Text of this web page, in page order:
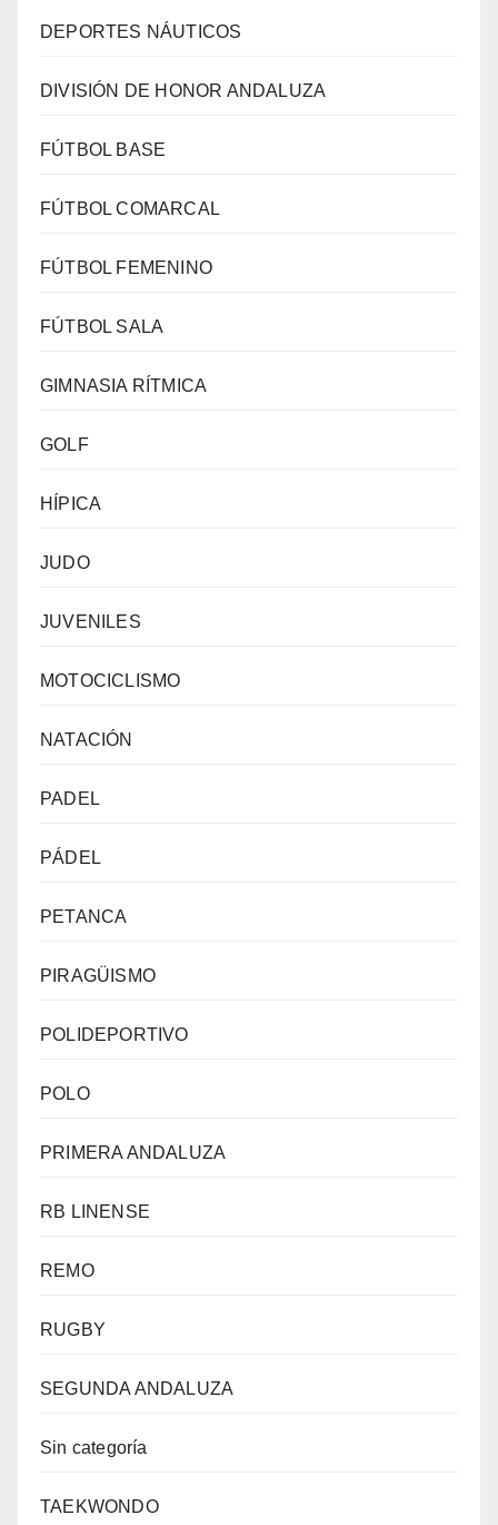
DEPORTES NÁUTICOS
DIVISIÓN DE HONOR ANDALUZA
FÚTBOL BASE
FÚTBOL COMARCAL
FÚTBOL FEMENINO
FÚTBOL SALA
GIMNASIA RÍTMICA
GOLF
HÍPICA
JUDO
JUVENILES
MOTOCICLISMO
NATACIÓN
PADEL
PÁDEL
PETANCA
PIRAGÜISMO
POLIDEPORTIVO
POLO
PRIMERA ANDALUZA
RB LINENSE
REMO
RUGBY
SEGUNDA ANDALUZA
Sin categoría
TAEKWONDO